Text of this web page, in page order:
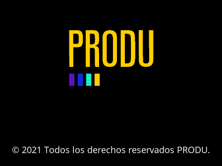
© 2021 Todos los derechos reservados PRODU.